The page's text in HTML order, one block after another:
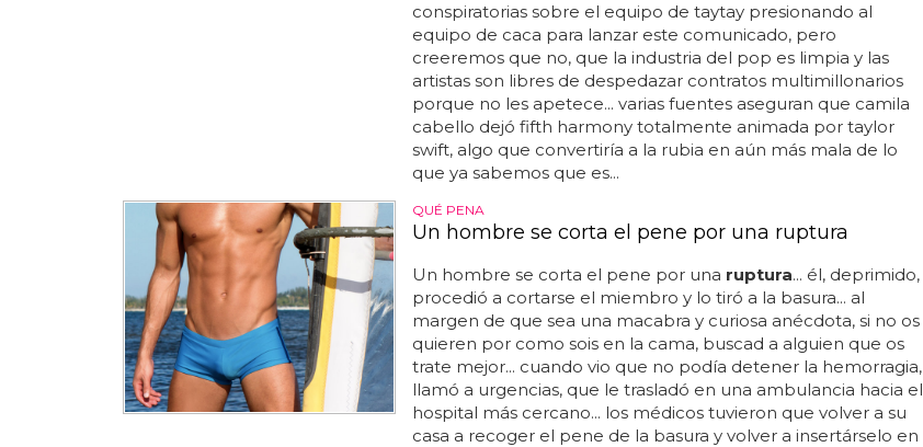
conspiratorias sobre el equipo de taytay presionando al
equipo de caca para lanzar este comunicado, pero
creeremos que no, que la industria del pop es limpia y las
artistas son libres de despedazar contratos multimillonarios
porque no les apetece... varias fuentes aseguran que camila
cabello dejó fifth harmony totalmente animada por taylor
swift, algo que convertiría a la rubia en aún más mala de lo
que ya sabemos que es...
QUÉ PENA
Un hombre se corta el pene por una ruptura
Un hombre se corta el pene por una ruptura... él, deprimido,
procedió a cortarse el miembro y lo tiró a la basura... al
margen de que sea una macabra y curiosa anécdota, si no os
quieren por como sois en la cama, buscad a alguien que os
trate mejor... cuando vio que no podía detener la hemorragia,
llamó a urgencias, que le trasladó en una ambulancia hacia el
hospital más cercano... los médicos tuvieron que volver a su
casa a recoger el pene de la basura y volver a insertárselo en